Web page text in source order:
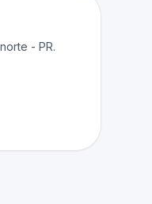
- PR.